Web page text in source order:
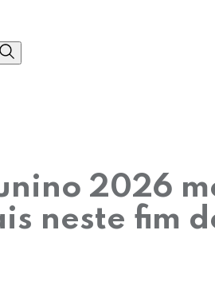
2026
neste fim